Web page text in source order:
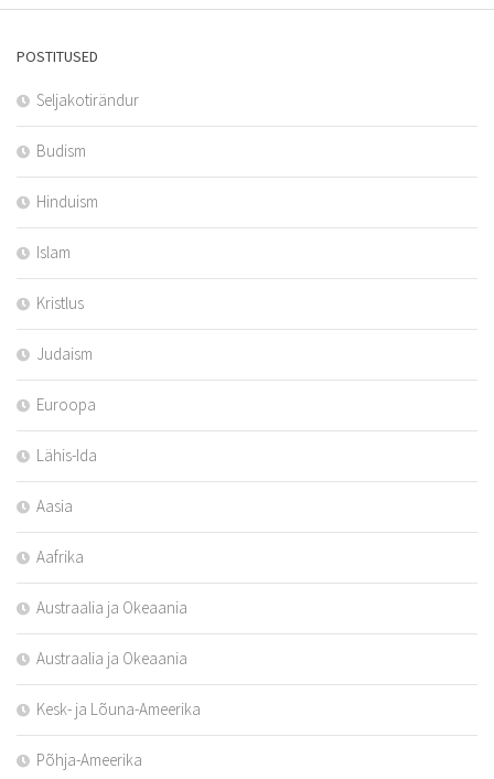
POSTITUSED
Seljakotirändur
Budism
Hinduism
Islam
Kristlus
Judaism
Euroopa
Lähis-Ida
Aasia
Aafrika
Austraalia ja Okeaania
Austraalia ja Okeaania
Kesk- ja Lõuna-Ameerika
Põhja-Ameerika